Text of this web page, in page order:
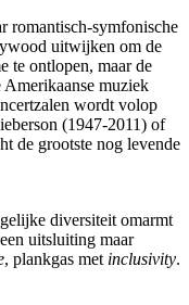
romantisch-symfonische
uitwijken om de
te ontlopen, maar de
Amerikaanse muziek
wordt volop
(1947-2011) of
de grootste nog levende
diversiteit omarmt
uitsluiting maar
, plankgas met ­ inclusivity.